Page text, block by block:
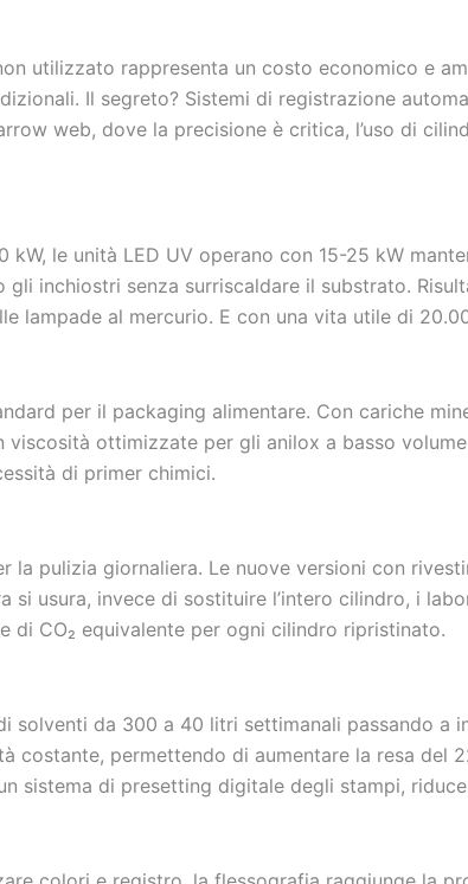
utilizzato rappresenta un costo economico e
Il segreto? Sistemi di registrazione
web, dove la precisione è critica, l’uso di
le unità LED UV operano con 15-25 kW
inchiostri senza surriscaldare il substrato.
lampade al mercurio. E con una vita utile di
per il packaging alimentare. Con cariche
ottimizzate per gli anilox a basso
di primer chimici.
pulizia giornaliera. Le nuove versioni con
si usura, invece di sostituire l’intero cilindro, i
di CO₂ equivalente per ogni cilindro ripristinato.
da 300 a 40 litri settimanali passando a
costante, permettendo di aumentare la resa del
sistema di presetting digitale degli stampi,